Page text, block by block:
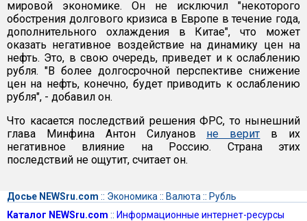
мировой экономике. Он не исключил "некоторого
обострения долгового кризиса в Европе в течение года,
дополнительного охлаждения в Китае", что может
оказать негативное воздействие на динамику цен на
нефть. Это, в свою очередь, приведет и к ослаблению
рубля. "В более долгосрочной перспективе снижение
цен на нефть, конечно, будет приводить к ослаблению
рубля", - добавил он.
Что касается последствий решения ФРС, то нынешний
глава Минфина Антон Силуанов не верит в их
негативное влияние на Россию. Страна этих
последствий не ощутит, считает он.
Досье NEWSru.com :: Экономика :: Валюта :: Рубль
Каталог NEWSru.com :: Информационные интернет-ресурсы